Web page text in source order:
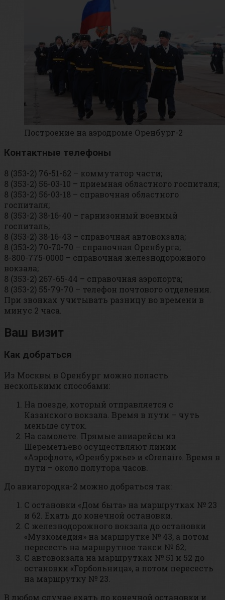
Построение на аэродроме Оренбург-2
Контактные телефоны
8 (353-2) 76-51-62 – коммутатор части;
8 (353-2) 56-03-10 – приемная областного госпиталя;
8 (353-2) 56-03-18 – справочная областного
госпиталя;
8 (353-2) 38-16-40 – гарнизонный военный
госпиталь;
8 (353-2) 38-16-43 – справочная автовокзала;
8 (353-2) 70-70-70 – справочная Оренбурга;
8-800-775-0000 – справочная железнодорожного
вокзала;
8 (353-2) 267-65-44 – справочная аэропорта;
8 (353-2) 55-79-70 – телефон почтового отделения.
При звонках учитывать разницу во времени в
минус 2 часа.
Ваш визит
Как добраться
Из Москвы в Оренбург можно попасть
несколькими способами:
На поезде, который отправляется с
Казанского вокзала. Время в пути – чуть
меньше суток.
На самолете. Прямые авиарейсы из
Шереметьево осуществляют линии
«Аэрофлот», «Оренбуржье» и «Orenair». Время в
пути – около полутора часов.
До авиагородка-2 можно добраться так:
С остановки «Дом быта» на маршрутках № 23
и 62. Ехать до конечной остановки.
С железнодорожного вокзала до остановки
«Музкомедия» на маршрутке № 43, а потом
пересесть на маршрутное такси № 62;
С автовокзала на маршрутках № 51 и 52 до
остановки «Горбольница», а потом пересесть
на маршрутку № 23.
В любом случае ехать до конечной остановки и